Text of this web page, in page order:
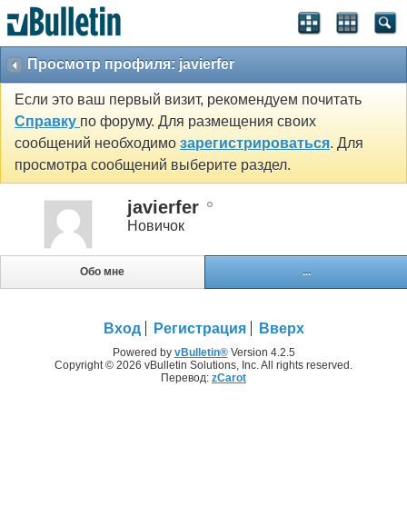
Просмотр профиля: javierfer
Если это ваш первый визит, рекомендуем почитать
Справку по форуму. Для размещения своих
сообщений необходимо зарегистрироваться. Для
просмотра сообщений выберите раздел.
javierfer
Новичок
Обо мне ...
Вход Регистрация Вверх
Powered by vBulletin®Version 4.2.5
Copyright © 2026 vBulletin Solutions, Inc. All rights reserved.
Перевод: zCarot